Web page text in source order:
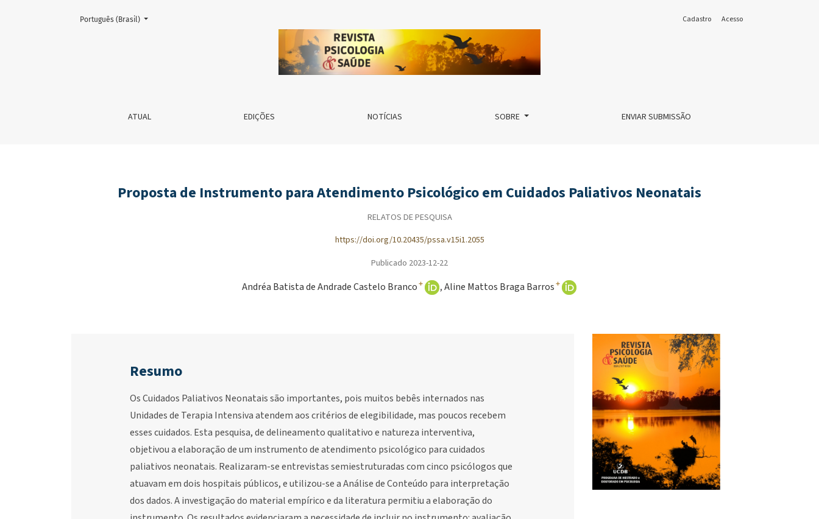
Proposta de Instrumento para Atendimento Psicológico em Cuidados Paliativos Neonatais
ATUAL EDIÇÕES NOTÍCIAS SOBRE ENVIAR SUBMISSÃO
Cadastro Acesso
Mudar o idioma. O atual é:
Português (Brasil)
Proposta de Instrumento para Atendimento Psicológico em Cuidados Paliativos Neonatais
RELATOS DE PESQUISA
https://doi.org/10.20435/pssa.v15i1.2055
Publicado 2023-12-22
Andréa Batista de Andrade Castelo Branco + Aline Mattos Braga Barros +
Resumo
Os Cuidados Paliativos Neonatais são importantes, pois muitos bebês internados nas
Unidades de Terapia Intensiva atendem aos critérios de elegibilidade, mas poucos recebem
esses cuidados. Esta pesquisa, de delineamento qualitativo e natureza interventiva,
objetivou a elaboração de um instrumento de atendimento psicológico para cuidados
paliativos neonatais. Realizaram-se entrevistas semiestruturadas com cinco psicólogos que
atuavam em dois hospitais públicos, e utilizou-se a Análise de Conteúdo para interpretação
dos dados. A investigação do material empírico e da literatura permitiu a elaboração do